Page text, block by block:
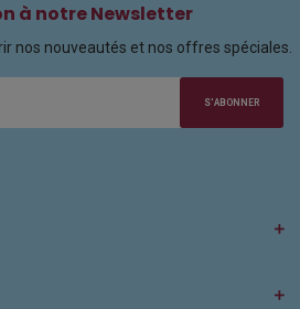
à notre Newsletter
nos nouveautés et nos offres spéciales.
S'ABONNER